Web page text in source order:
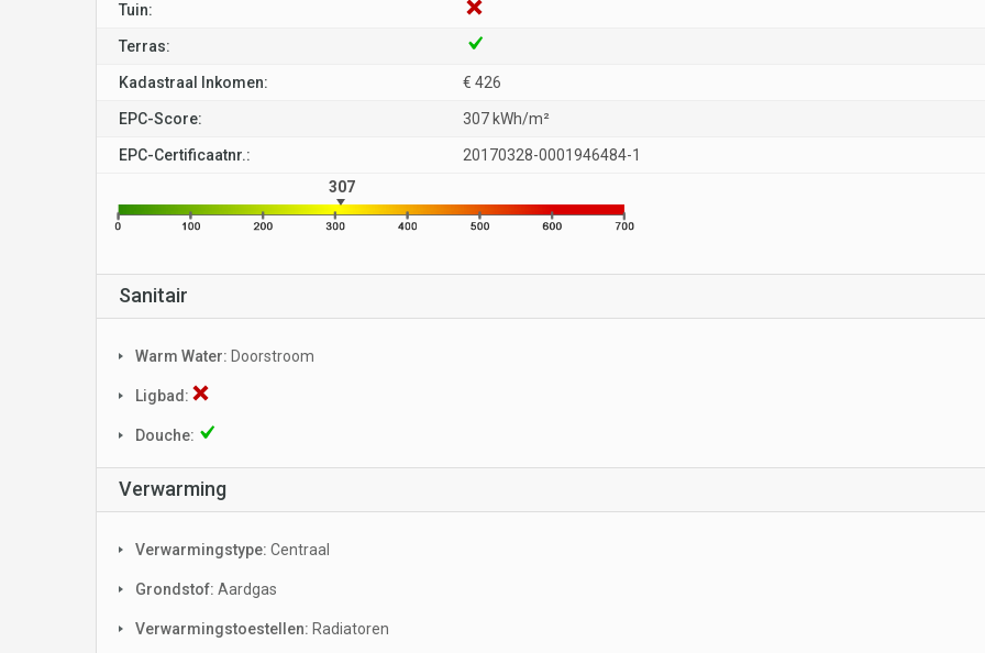
Tuin:
Terras:
Kadastraal Inkomen: € 426
EPC-Score: 307 kWh/m²
EPC-Certificaatnr.:
20170328-0001946484-1
307
Sanitair
Warm Water: Doorstroom
Ligbad:
Douche:
Verwarming
Verwarmingstype: Centraal
Grondstof: Aardgas
Verwarmingstoestellen: Radiatoren